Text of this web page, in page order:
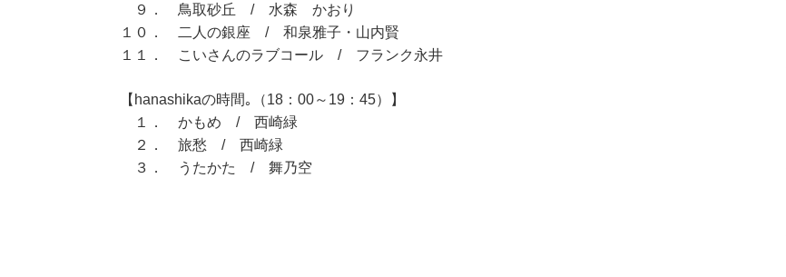
９． 鳥取砂丘 / 水森 かおり
１０． 二人の銀座 / 和泉雅子・山内賢
１１． こいさんのラブコール / フランク永井
【hanashikaの時間｡（18：00～19：45）】
１． かもめ / 西崎緑
２． 旅愁 / 西崎緑
３． うたかた / 舞乃空